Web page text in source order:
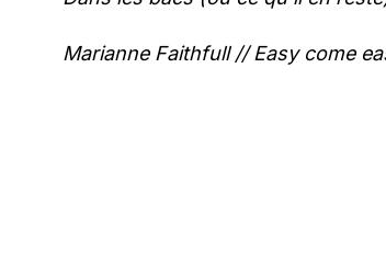
Marianne Faithfull //Easy come